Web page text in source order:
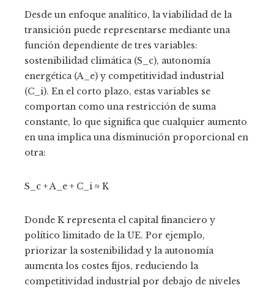
Desde un enfoque analítico, la viabilidad de la
transición puede representarse mediante una
función dependiente de tres variables:
sostenibilidad climática (S_c), autonomía
energética (A_e) y competitividad industrial
(C_i). En el corto plazo, estas variables se
comportan como una restricción de suma
constante, lo que significa que cualquier aumento
en una implica una disminución proporcional en
otra:
S_c + A_e + C_i ≈ K
Donde K representa el capital financiero y
político limitado de la UE. Por ejemplo,
priorizar la sostenibilidad y la autonomía
aumenta los costes fijos, reduciendo la
competitividad industrial por debajo de niveles